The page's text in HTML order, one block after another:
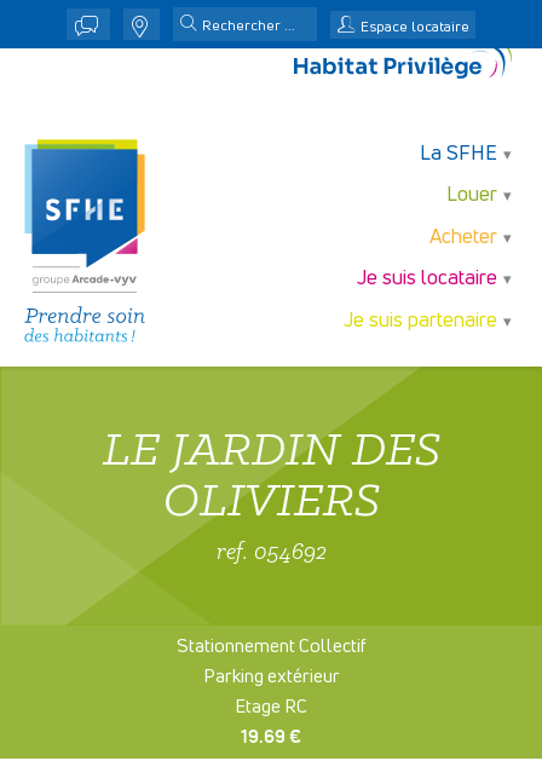
j n Espace locataire
La SFHE
Louer
Acheter
Je suis locataire
Je suis partenaire
LE JARDIN DES
OLIVIERS
ref. 054692
Stationnement Collectif
Parking extérieur
Etage RC
19.69 €